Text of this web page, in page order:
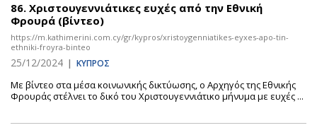
86. Χριστουγεννιάτικες ευχές από την Εθνική
Φρουρά (βίντεο)
https://m.kathimerini.com.cy/gr/kypros/xristoygenniatikes-eyxes-apo-tin-
ethniki-froyra-binteo
25/12/2024 | ΚΥΠΡΟΣ
Με βίντεο στα μέσα κοινωνικής δικτύωσης, ο Αρχηγός της Εθνικής
Φρουράς στέλνει το δικό του Χριστουγεννιάτικο μήνυμα με ευχές ...